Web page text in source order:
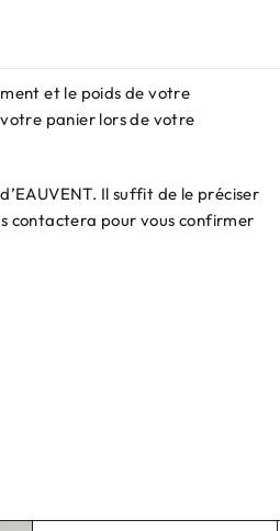
et le poids de votre
panier lors de votre
Il suffit de le préciser
contactera pour vous confirmer